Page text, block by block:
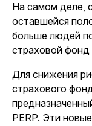
На самом деле,
оставшейся
больше людей
страховой фонд
Для снижения
страхового
PERP. Эти